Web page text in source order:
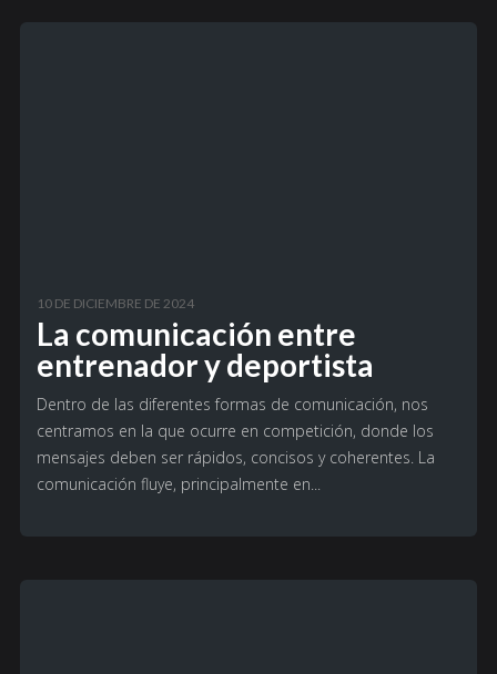
10 DE DICIEMBRE DE 2024
La comunicación entre
entrenador y deportista
Dentro de las diferentes formas de comunicación, nos
centramos en la que ocurre en competición, donde los
mensajes deben ser rápidos, concisos y coherentes. La
comunicación fluye, principalmente en...